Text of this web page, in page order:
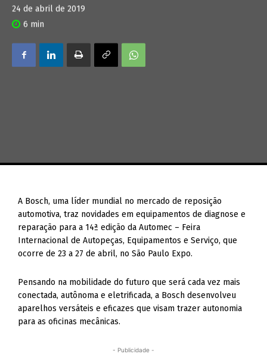
24 de abril de 2019
6 min
A Bosch, uma líder mundial no mercado de reposição
automotiva, traz novidades em equipamentos de diagnose e
reparação para a 14ª edição da Automec – Feira
Internacional de Autopeças, Equipamentos e Serviço, que
ocorre de 23 a 27 de abril, no São Paulo Expo.
Pensando na mobilidade do futuro que será cada vez mais
conectada, autônoma e eletrificada, a Bosch desenvolveu
aparelhos versáteis e eficazes que visam trazer autonomia
para as oficinas mecânicas.
- Publicidade -